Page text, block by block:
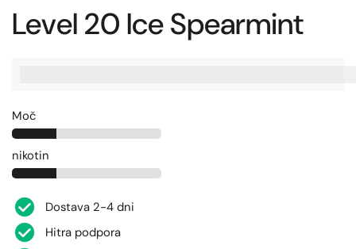
Level 20 Ice Spearmint
Moč
nikotin
Dostava 2-4 dni
Hitra podpora